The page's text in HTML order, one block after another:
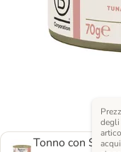
Tonno con
degli